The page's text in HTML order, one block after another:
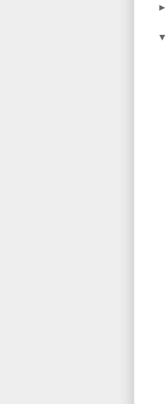
►
▼